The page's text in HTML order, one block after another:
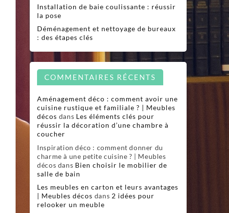
Installation de baie coulissante : réussir
la pose
Déménagement et nettoyage de bureaux
: des étapes clés
COMMENTAIRES RÉCENTS
Aménagement déco : comment avoir une
cuisine rustique et familiale ? | Meubles
décos dans Les éléments clés pour
réussir la décoration d’une chambre à
coucher
Inspiration déco : comment donner du
charme à une petite cuisine ? | Meubles
décos dans Bien choisir le mobilier de
salle de bain
Les meubles en carton et leurs avantages
| Meubles décos dans 2 idées pour
relooker un meuble